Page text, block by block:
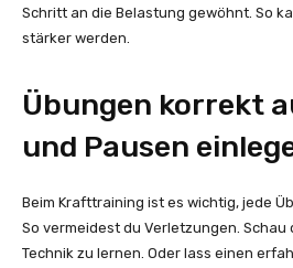
Schritt an die Belastung gewöhnt. So
stärker werden.
Übungen korrekt
und Pausen
Beim Krafttraining ist es wichtig, jede
So vermeidest du Verletzungen. Schau
Technik zu lernen. Oder lass einen